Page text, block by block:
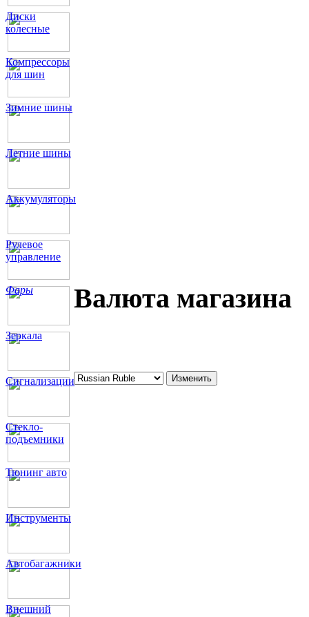
Диски
колесные
Компрессоры
для шин
Зимние шины
Летние шины
Аккумуляторы
Рулевое
управление
Фары
Зеркала
Сигнализации
Стекло-
подъемники
Тюнинг авто
Инструменты
Автобагажники
Внешний
Валюта магазина